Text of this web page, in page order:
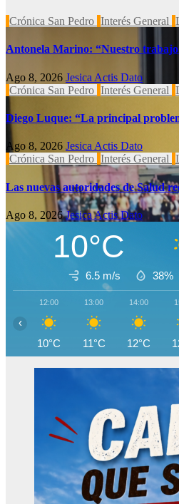
Crónica San Pedro Interés General
Antonela Marino: “Nuestro trabajo
Ago 8, 2026 Jesica Actis Dato
Crónica San Pedro Interés General
Diego Luque: “La principal
Ago 8, 2026 Jesica Actis Dato
Crónica San Pedro Interés General
Las nuevas autoridades de Salud
Ago 8, 2026Jesica Actis Dato
10°C
6.5 m/s 38%
12:00
10°C
13:00
11°C
14:00
12°C
‹